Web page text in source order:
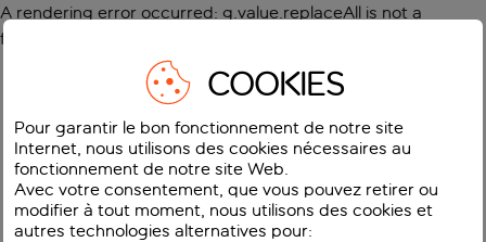
A rendering error occurred: g.value.replaceAll is not a
function
COOKIES
Pour garantir le bon fonctionnement de notre site
Internet, nous utilisons des cookies nécessaires au
fonctionnement de notre site Web.
Avec votre consentement, que vous pouvez retirer ou
modifier à tout moment, nous utilisons des cookies et
autres technologies alternatives pour: